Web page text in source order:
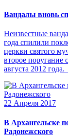
Вандалы вновь
Неизвестные
года спилили
церкви святого
второе поругание
августа 2012 года.
22 Апреля 2017
В Архангельске
Радонежского